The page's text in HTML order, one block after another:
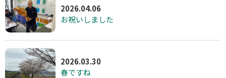
2026.04.06
お祝いしました
2026.03.30
春ですね